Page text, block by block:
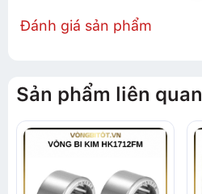
Đánh giá sản phẩm
Sản phẩm liên quan